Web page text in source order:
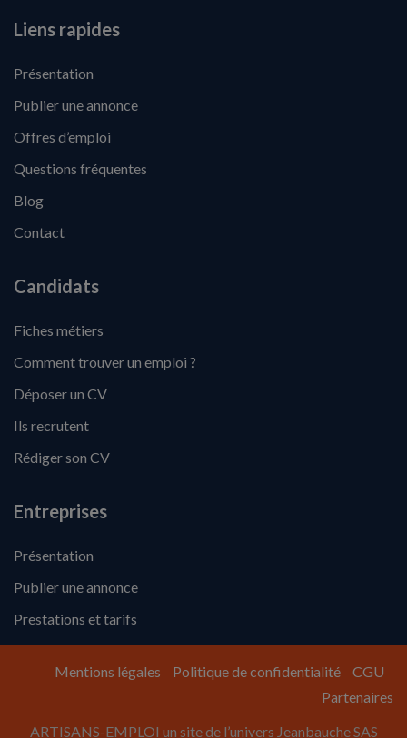
Liens rapides
Présentation
Publier une annonce
Offres d’emploi
Questions fréquentes
Blog
Contact
Candidats
Fiches métiers
Comment trouver un emploi ?
Déposer un CV
Ils recrutent
Rédiger son CV
Entreprises
Présentation
Publier une annonce
Prestations et tarifs
ARTISANS-EMPLOI un site de l’univers Jeanbauche SAS
Mentions légales Politique de confidentialité
CGU
Partenaires